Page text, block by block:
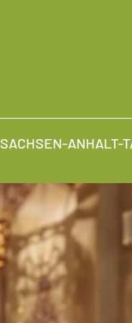
SACHSEN-ANHALT-